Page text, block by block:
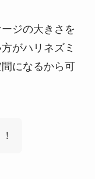
ジの大きさを
がハリネズミ
になるから可